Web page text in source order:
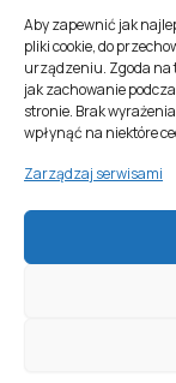
Aby zapewnić jak
pliki cookie, do
urządzeniu. Zgoda na
jak zachowanie
stronie. Brak
wpłynąć na niektóre
Zarządzaj serwisami
ul. 1 Maja 4,